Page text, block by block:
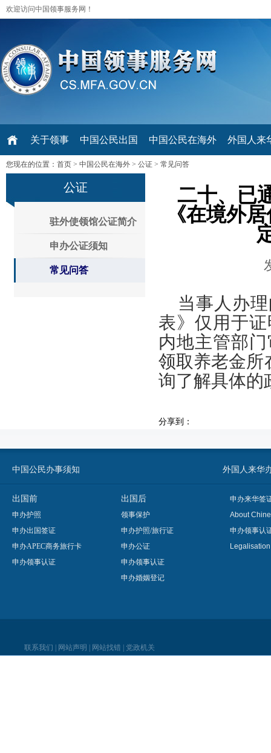
欢迎访问中国领事服务网！
关于领事 中国公民出国 中国公民在海外 外国人来
您现在的位置： 首页 > 中国公民在海外 > 公证 > 常见问答
公证
驻外使领馆公证简介
申办公证须知
常见问答
二十、已
《在境外
当事人办
表》仅用于
内地主管部
领取养老金所
询了解具体的
分享到：
中国公民办事须知 外国人来华
出国前
申办护照
申办出国签证
申办APEC商务旅行卡
申办领事认证
出国后
领事保护
申办护照/旅行证
申办公证
申办领事认证
申办婚姻登记
申办来华签
About
申办领事认
联系我们 网站声明 网站找错 党政机关